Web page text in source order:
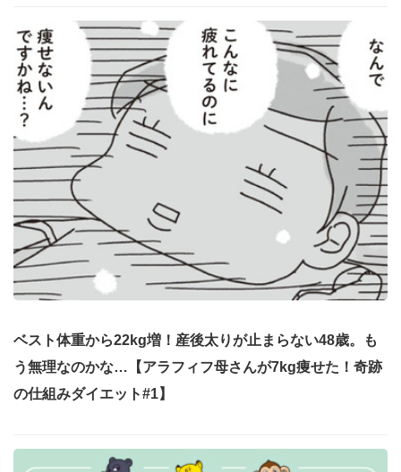
ベスト体重から22kg増！産後太りが止まらない48歳。も
う無理なのかな…【アラフィフ母さんが7kg痩せた！奇跡
の仕組みダイエット#1】